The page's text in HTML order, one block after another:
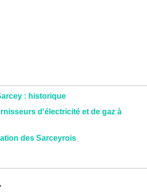
: historique
d'électricité et de gaz à
des Sarceyrois